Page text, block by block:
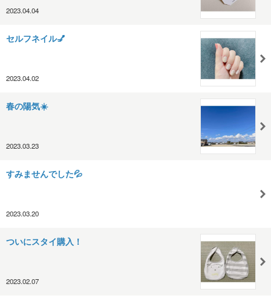
2023.04.04
セルフネイル💅
2023.04.02
春の陽気☀️
2023.03.23
すみませんでした💦
2023.03.20
ついにスタイ購入！
2023.02.07